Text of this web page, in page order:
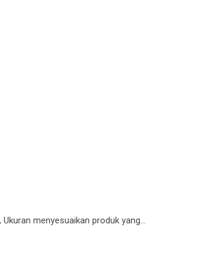
menyesuaikan produk yang…